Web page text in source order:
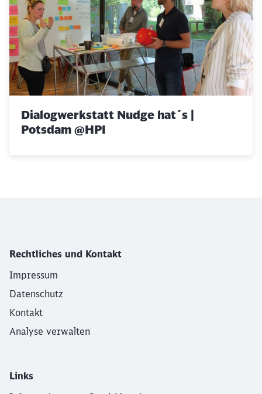
Dialogwerkstatt Nudge hat´s |
Potsdam @HPI
Rechtliches und Kontakt
Impressum
Datenschutz
Kontakt
Analyse verwalten
Links